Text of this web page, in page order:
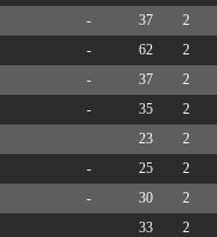
- 37
2
- 62
2
- 37
2
- 35
2
23
2
- 25
2
- 30
2
33
2